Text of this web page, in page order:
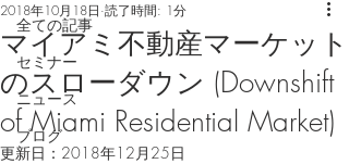
全ての記事
セミナー
ニュース
ブログ
マイアミ不動産マーケット
のスローダウン (Downshift
of Miami Residential Market)
2018年10月18日 読了時間: 1分
更新日： 2018年12月25日